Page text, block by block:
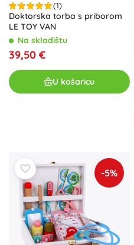
(1)
Doktorska torba s priborom
LE TOY VAN
Na skladištu
39,50 €
U košaricu
-5%